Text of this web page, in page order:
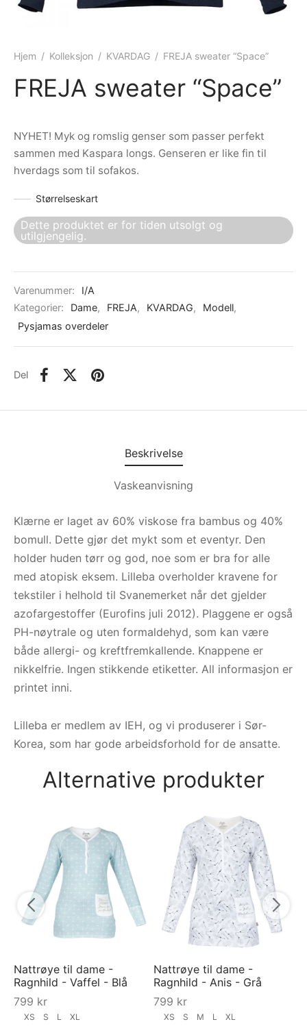
Hjem / Kolleksjon / KVARDAG / FREJA sweater “Space”
FREJA sweater “Space”
NYHET! Myk og romslig genser som passer perfekt
sammen med Kaspara longs. Genseren er like fin til
hverdags som til sofakos.
Størrelseskart
Dette produktet er for tiden utsolgt og
utilgjengelig.
Varenummer:
I/A
Kategorier:
Dame, FREJA, KVARDAG, Modell,
Pysjamas overdeler
Del
Beskrivelse
Vaskeanvisning
Klærne er laget av 60% viskose fra bambus og 40%
bomull. Dette gjør det mykt som et eventyr. Den
holder huden tørr og god, noe som er bra for alle
med atopisk eksem. Lilleba overholder kravene for
tekstiler i helhold til Svanemerket når det gjelder
azofargestoffer (Eurofins juli 2012). Plaggene er også
PH-nøytrale og uten formaldehyd, som kan være
både allergi- og kreftfremkallende. Knappene er
nikkelfrie. Ingen stikkende etiketter. All informasjon er
printet inni.
Lilleba er medlem av IEH, og vi produserer i Sør-
Korea, som har gode arbeidsforhold for de ansatte.
Alternative produkter
Nattrøye til dame -
Ragnhild - Vaffel - Blå
799 kr
XS S L XL
Nattrøye til dame -
Ragnhild - Anis - Grå
799 kr
XS S M L XL
teppe